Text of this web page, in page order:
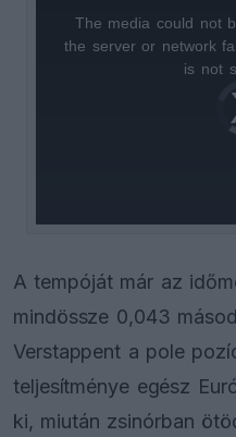
The media could not
the server or network
is not
A tempóját már az
mindössze 0,043
Verstappent a pole
teljesítménye egész
ki, miután zsinórban